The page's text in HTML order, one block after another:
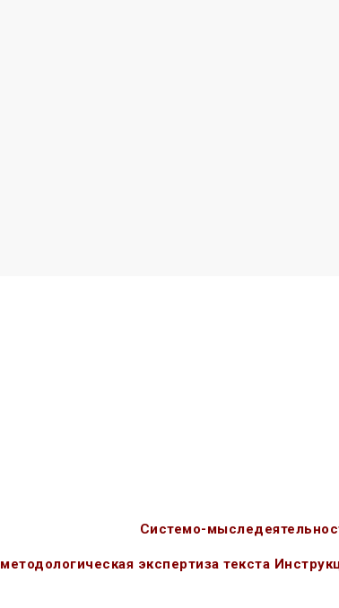
Системо-
методологическая экспертиза текста